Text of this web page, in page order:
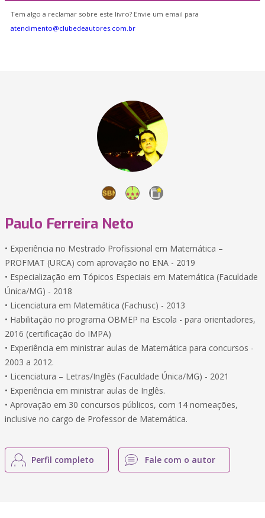
Tem algo a reclamar sobre este livro? Envie um email para
atendimento@clubedeautores.com.br
Paulo Ferreira Neto
• Experiência no Mestrado Profissional em Matemática –
PROFMAT (URCA) com aprovação no ENA - 2019
• Especialização em Tópicos Especiais em Matemática (Faculdade
Única/MG) - 2018
• Licenciatura em Matemática (Fachusc) - 2013
• Habilitação no programa OBMEP na Escola - para orientadores,
2016 (certificação do IMPA)
• Experiência em ministrar aulas de Matemática para concursos -
2003 a 2012.
• Licenciatura – Letras/Inglês (Faculdade Única/MG) - 2021
• Experiência em ministrar aulas de Inglês.
• Aprovação em 30 concursos públicos, com 14 nomeações,
inclusive no cargo de Professor de Matemática.
Perfil completo Fale com o autor